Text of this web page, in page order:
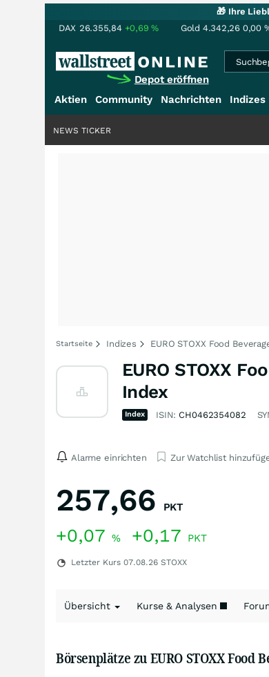
🎁 Ihre
DAX 26.355,84 +0,69% Gold 4.342,26 0,00
Depot eröffnen
Aktien Community Nachrichten Indizes
NEWS TICKER
Startseite Indizes EURO STOXX Food
EURO STOXX
Index
Index ISIN: CH0462354082
Alarme einrichten Zur Watchlist
257,66 PKT
+0,07 % +0,17 PKT
Letzter Kurs 07.08.26 STOXX
Übersicht Kurse & Analysen
Börsenplätze zu EURO STOXX Food